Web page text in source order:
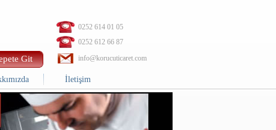
Git
0252 614 01 05
0252 612 66 87
info@korucuticaret.com
İletişim